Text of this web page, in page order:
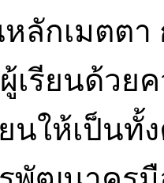
ลักเมตตา
เรียนด้วย
นให้เป็นทั้